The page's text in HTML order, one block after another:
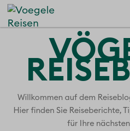
Willkommen auf dem
Hier finden Sie Reiseberichte,
für Ihre